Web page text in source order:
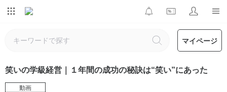
マイページ
笑いの学級経営｜１年間の成功の秘訣は“笑い”にあった
動画